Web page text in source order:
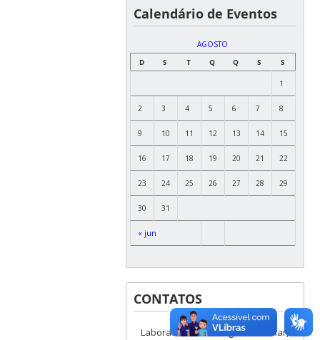
Calendário de Eventos
AGOSTO
D
S T Q Q S S
« jun
1
2 3 4 5 6 7 8
9 10 11 12 13 14 15
16 17 18 19 20 21 22
23 24 25 26 27 28 29
30 31
CONTATOS
Laboratório de Biologia Molecular,